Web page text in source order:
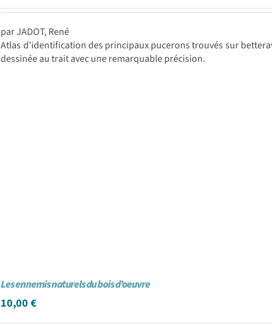
par JADOT, René
Atlas d'identification des principaux pucerons trouvés sur
dessinée au trait avec une remarquable précision.
Les ennemis naturels du bois d’oeuvre
10,00€